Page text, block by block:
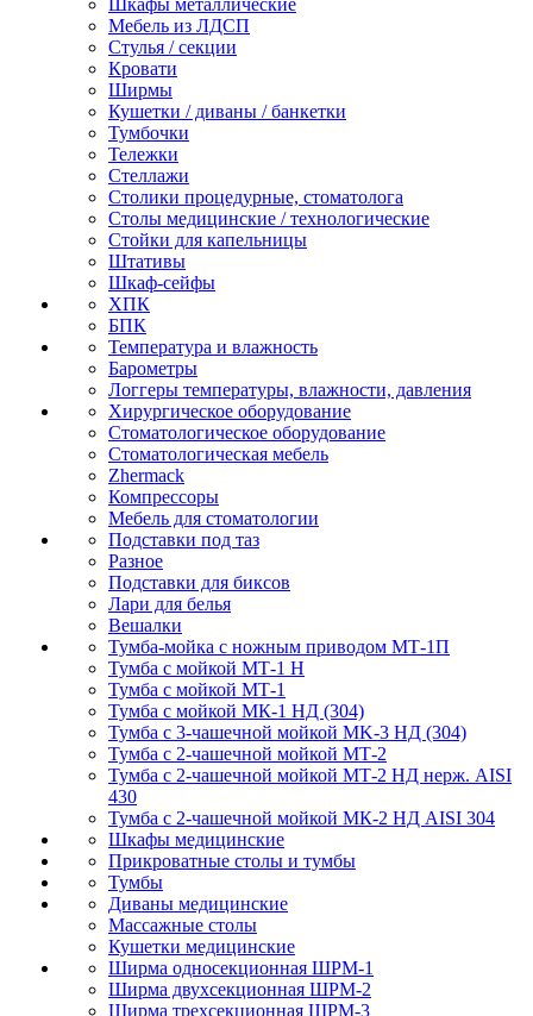
Шкафы металлические
Мебель из ЛДСП
Стулья / секции
Кровати
Ширмы
Кушетки / диваны / банкетки
Тумбочки
Тележки
Стеллажи
Столики процедурные, стоматолога
Столы медицинские / технологические
Стойки для капельницы
Штативы
Шкаф-сейфы
ХПК
БПК
Температура и влажность
Барометры
Логгеры температуры, влажности, давления
Хирургическое оборудование
Стоматологическое оборудование
Стоматологическая мебель
Zhermack
Компрессоры
Мебель для стоматологии
Подставки под таз
Разное
Подставки для биксов
Лари для белья
Вешалки
Тумба-мойка с ножным приводом МТ-1П
Тумба с мойкой МТ-1 Н
Тумба с мойкой МТ-1
Тумба с мойкой МК-1 НД (304)
Тумба с 3-чашечной мойкой МK-3 НД (304)
Тумба с 2-чашечной мойкой МТ-2
Тумба с 2-чашечной мойкой МТ-2 НД нерж. AISI
430
Тумба с 2-чашечной мойкой МК-2 НД AISI 304
Шкафы медицинские
Прикроватные столы и тумбы
Тумбы
Диваны медицинские
Массажные столы
Кушетки медицинские
Ширма односекционная ШРМ-1
Ширма двухсекционная ШРМ-2
Ширма трехсекционная ШРМ-3